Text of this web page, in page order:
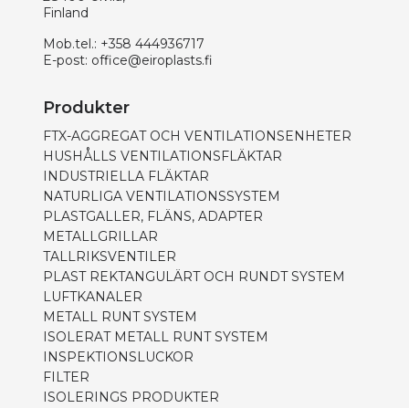
Finland
Mob.tel.: +358 444936717
E-post: office@eiroplasts.fi
Produkter
FTX-AGGREGAT OCH VENTILATIONSENHETER
HUSHÅLLS VENTILATIONSFLÄKTAR
INDUSTRIELLA FLÄKTAR
NATURLIGA VENTILATIONSSYSTEM
PLASTGALLER, FLÄNS, ADAPTER
METALLGRILLAR
TALLRIKSVENTILER
PLAST REKTANGULÄRT OCH RUNDT SYSTEM
LUFTKANALER
METALL RUNT SYSTEM
ISOLERAT METALL RUNT SYSTEM
INSPEKTIONSLUCKOR
FILTER
ISOLERINGS PRODUKTER